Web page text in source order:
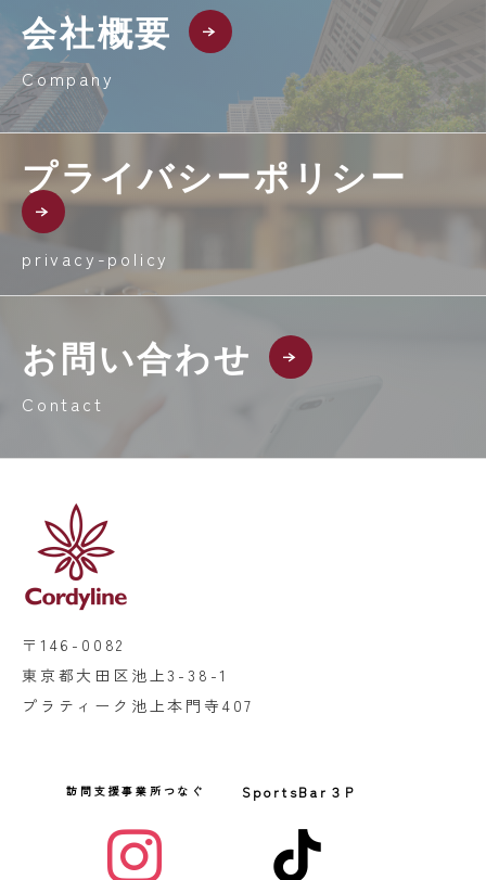
会社概要
Company
プライバシーポリシー
privacy-policy
お問い合わせ
Contact
〒146-0082
東京都大田区池上3-38-1
プラティーク池上本門寺407